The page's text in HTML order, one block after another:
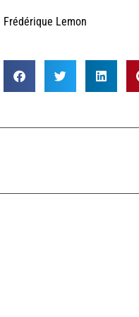
Frédérique Lemon